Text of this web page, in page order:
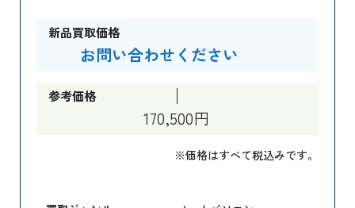
新品買取価格
お問い合わせください
参考価格
170,500円
※価格はすべて税込みです。